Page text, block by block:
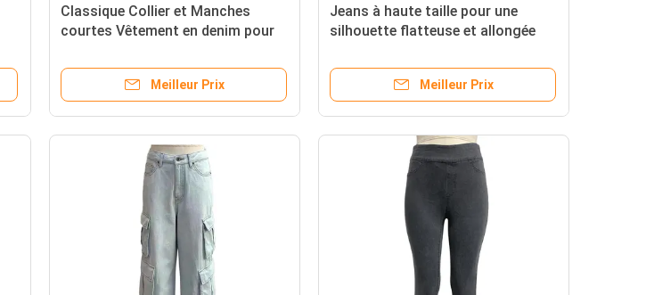
Classique Collier et Manches
courtes Vêtement en denim pour
Meilleur Prix
Jeans à haute taille pour une
silhouette flatteuse et allongée
Meilleur Prix